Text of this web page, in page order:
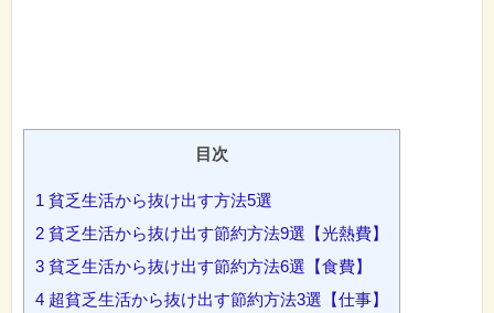
目次
1 貧乏生活から抜け出す方法5選
2 貧乏生活から抜け出す節約方法9選【光熱費】
3 貧乏生活から抜け出す節約方法6選【食費】
4 超貧乏生活から抜け出す節約方法3選【仕事】